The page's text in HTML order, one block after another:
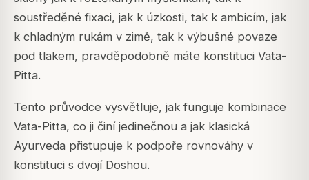
soustředěné fixaci, jak k úzkosti, tak k ambicím, jak
k chladným rukám v zimě, tak k výbušné povaze
pod tlakem, pravděpodobně máte konstituci Vata-
Pitta.
Tento průvodce vysvětluje, jak funguje kombinace
Vata-Pitta, co ji činí jedinečnou a jak klasická
Ayurveda přistupuje k podpoře rovnováhy v
konstituci s dvojí Doshou.